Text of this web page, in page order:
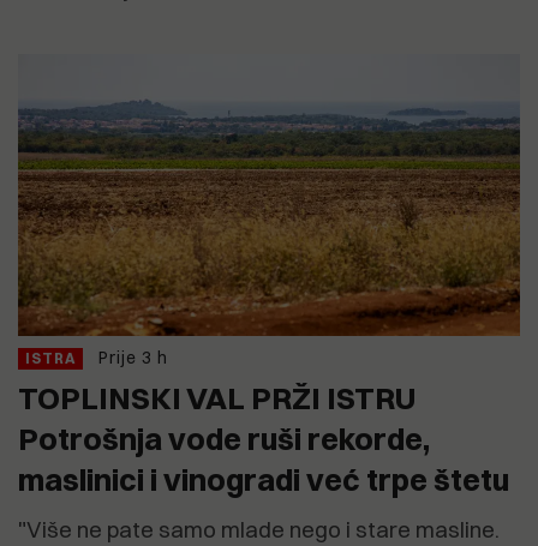
ISTRA Prije 3 h
TOPLINSKI VAL PRŽI ISTRU
Potrošnja vode ruši rekorde,
maslinici i vinogradi već trpe štetu
"Više ne pate samo mlade nego i stare masline.